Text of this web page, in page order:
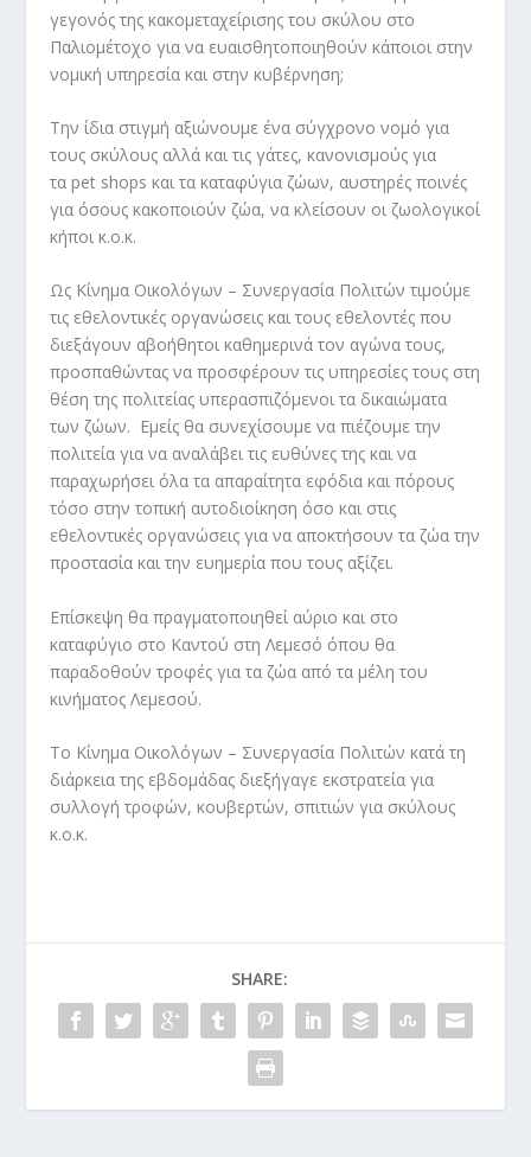
γεγονός της κακομεταχείρισης του σκύλου στο
Παλιομέτοχο για να ευαισθητοποιηθούν κάποιοι στην
νομική υπηρεσία και στην κυβέρνηση;
Την ίδια στιγμή αξιώνουμε ένα σύγχρονο νομό για
τους σκύλους αλλά και τις γάτες, κανονισμούς για
τα pet shops και τα καταφύγια ζώων, αυστηρές ποινές
για όσους κακοποιούν ζώα, να κλείσουν οι ζωολογικοί
κήποι κ.ο.κ.
Ως Κίνημα Οικολόγων – Συνεργασία Πολιτών τιμούμε
τις εθελοντικές οργανώσεις και τους εθελοντές που
διεξάγουν αβοήθητοι καθημερινά τον αγώνα τους,
προσπαθώντας να προσφέρουν τις υπηρεσίες τους στη
θέση της πολιτείας υπερασπιζόμενοι τα δικαιώματα
των ζώων. Εμείς θα συνεχίσουμε να πιέζουμε την
πολιτεία για να αναλάβει τις ευθύνες της και να
παραχωρήσει όλα τα απαραίτητα εφόδια και πόρους
τόσο στην τοπική αυτοδιοίκηση όσο και στις
εθελοντικές οργανώσεις για να αποκτήσουν τα ζώα την
προστασία και την ευημερία που τους αξίζει.
Επίσκεψη θα πραγματοποιηθεί αύριο και στο
καταφύγιο στο Καντού στη Λεμεσό όπου θα
παραδοθούν τροφές για τα ζώα από τα μέλη του
κινήματος Λεμεσού.
Το Κίνημα Οικολόγων – Συνεργασία Πολιτών κατά τη
διάρκεια της εβδομάδας διεξήγαγε εκστρατεία για
συλλογή τροφών, κουβερτών, σπιτιών για σκύλους
κ.ο.κ.
SHARE: